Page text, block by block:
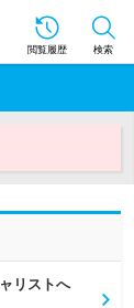
閲覧履歴 検索
リストへ